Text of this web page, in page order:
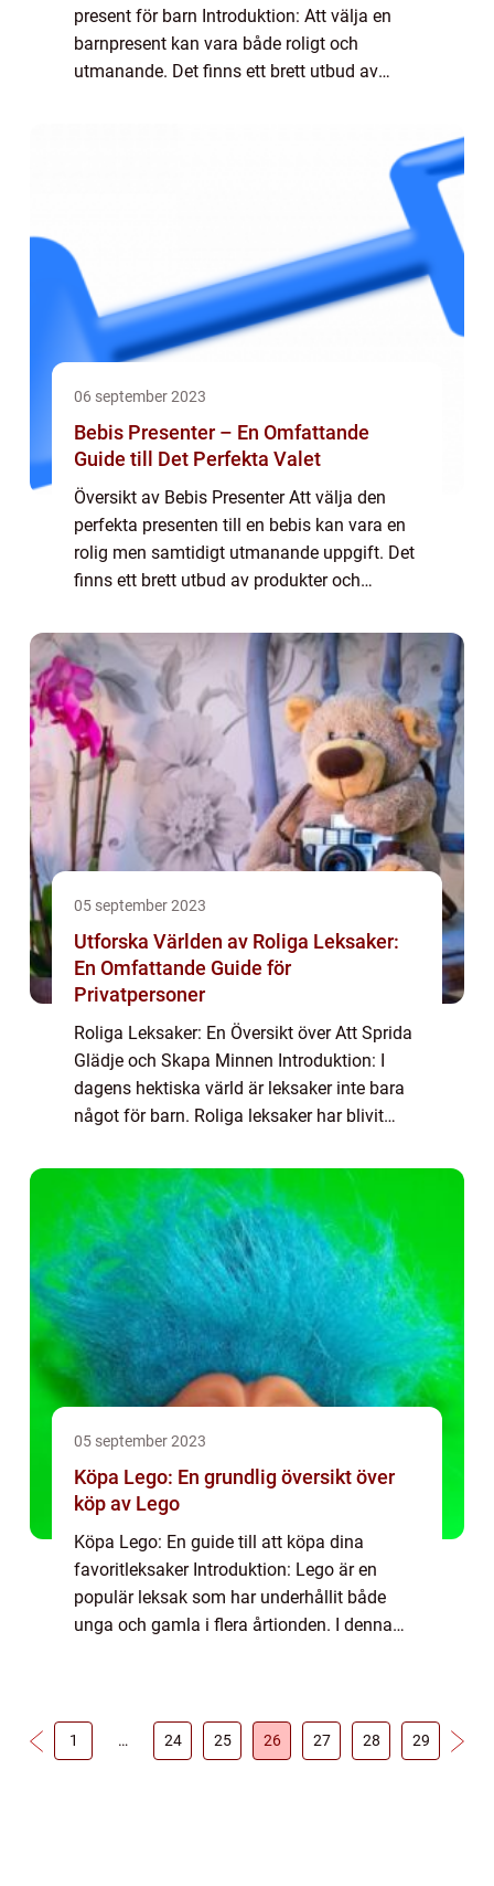
present för barn Introduktion: Att välja en
barnpresent kan vara både roligt och
utmanande. Det finns ett brett utbud av
06 september 2023
Bebis Presenter – En Omfattande
Guide till Det Perfekta Valet
Översikt av Bebis Presenter Att välja den
perfekta presenten till en bebis kan vara en
rolig men samtidigt utmanande uppgift. Det
finns ett brett utbud av produkter och
denna artikel kommer vi att ge dig e...
05 september 2023
Utforska Världen av Roliga Leksaker:
En Omfattande Guide för
Privatpersoner
Roliga Leksaker: En Översikt över Att Sprida
Glädje och Skapa Minnen Introduktion: I
dagens hektiska värld är leksaker inte bara
något för barn. Roliga leksaker har blivit
erbjuder en möjlighet att släppa loss, sk...
05 september 2023
Köpa Lego: En grundlig översikt över
köp av Lego
Köpa Lego: En guide till att köpa dina
favoritleksaker Introduktion: Lego är en
populär leksak som har underhållit både
unga och gamla i flera årtionden. I denna
1 … 24 25 26 27 28 29